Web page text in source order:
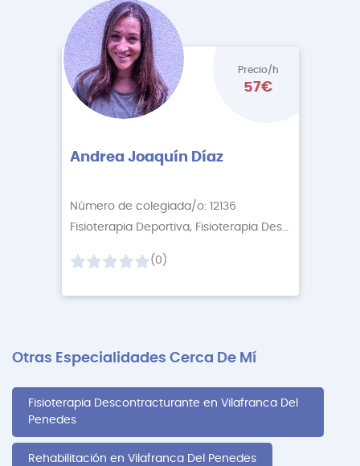
Precio/h
57€
Andrea Joaquín Díaz
Número de colegiada/o: 12136
Fisioterapia Deportiva, Fisioterapia Descontractur
(0)
Otras Especialidades Cerca De Mí
Fisioterapia Descontracturante en Vilafranca Del
Penedes
Rehabilitación en Vilafranca Del Penedes